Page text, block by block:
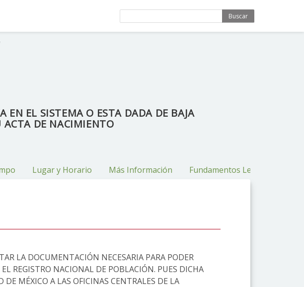
Buscar
EN EL SISTEMA O ESTA DADA DE BAJA
ACTA DE NACIMIENTO
Lugar y Horario Más Información Fundamentos Legales
LA DOCUMENTACIÓN NECESARIA PARA PODER
REGISTRO NACIONAL DE POBLACIÓN. PUES DICHA
MÉXICO A LAS OFICINAS CENTRALES DE LA